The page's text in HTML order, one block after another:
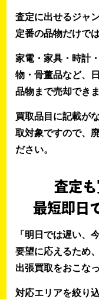
査定に出せるジャ
定番の品物だけで
家電・家具・時計
物・骨董品など、
品物まで売却でき
買取品目に記載が
取対象ですので、
ださい。
査定も
最短即日
「明日では遅い、
要望に応えるため
出張買取をおこな
対応エリアを絞り